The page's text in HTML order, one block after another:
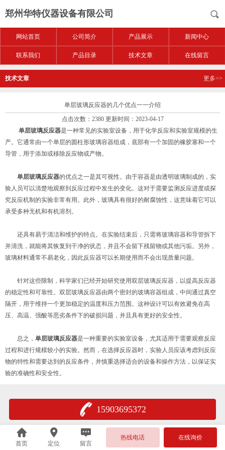
郑州华特仪器设备有限公司
网站首页 公司简介 产品展示 新闻中心
联系我们 产品目录 技术文章 在线留言
技术文章 更多>>
单层玻璃反应器的几个优点一一介绍
点击次数：2380 更新时间：2023-04-17
单层玻璃反应器是一种常见的实验室设备，用于化学反应和实验室规模的生
产。它通常由一个单层的圆柱形玻璃容器组成，底部有一个加固的橡胶塞和一个
导管，用于添加或移除反应物或产物。
单层玻璃反应器的优点之一是其可视性。由于容器是由透明玻璃制成的，实
验人员可以清楚地观察到反应过程中发生的变化。这对于需要监测反应进度或探
究反应机制的实验非常有用。此外，玻璃具有很好的耐腐蚀性，这意味着它可以
承受多种无机和有机溶剂。
还具有易于清洁和维护的特点。在实验结束后，只需将玻璃容器和导管拆下
并清洗，就能将其恢复到干净的状态，并且不会留下残留物或其他污垢。另外，
玻璃材料通常不易老化，因此反应器可以长期使用而不会出现质量问题。
针对这些限制，科学家们已经开始研究使用双层玻璃反应器，以提高反应器
的稳定性和可靠性。双层玻璃反应器由两个密封的玻璃容器组成，中间通过真空
隔开，用于维持一个更加稳定的温度和压力范围。这种设计可以有效避免在高
压、高温、强酸等恶劣条件下的破损问题，并且具有更好的安全性。
总之， 单层玻璃反应器是一种重要的实验室设备，尤其适用于需要观察反应
过程和进行规模较小的实验。然而，在选择反应器时，实验人员应该考虑到反应
物的特性和需要达到的反应条件，并慎重选择适合的设备和操作方法，以保证实
验的准确性和安全性。
15903695372
首页 定位 留言
热线电话 在线询价